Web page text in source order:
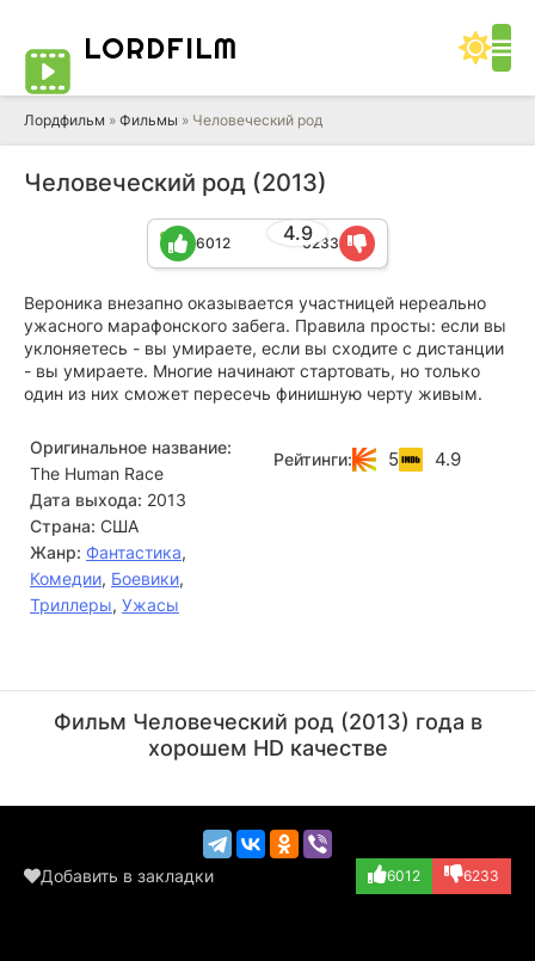
LORDFILM
Лордфильм » Фильмы » Человеческий род
Человеческий род (2013)
4.9
6012 6233
Вероника внезапно оказывается участницей нереально
ужасного марафонского забега. Правила просты: если вы
уклоняетесь - вы умираете, если вы сходите с дистанции
- вы умираете. Многие начинают стартовать, но только
один из них сможет пересечь финишную черту живым.
Оригинальное название:
The Human Race
Дата выхода: 2013
Страна: США
Жанр: Фантастика,
Комедии, Боевики,
Триллеры, Ужасы
Рейтинги: 5 4.9
Арканджели
Актёр
(Gypsy)
Бойингтон
Актёр
(Justin)
Фильм Человеческий род (2013) года в
хорошем HD качестве
Добавить в закладки 6012 6233